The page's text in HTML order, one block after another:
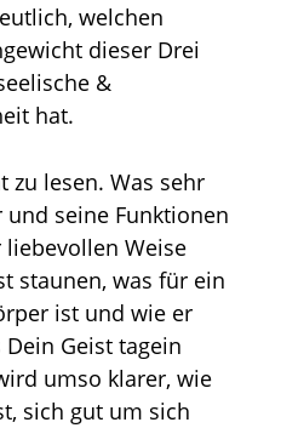
welchen
dieser Drei
&
hat.
zu lesen. Was sehr
seine Funktionen
Weise
staunen, was für ein
ist und wie er
Geist tagein
umso klarer, wie
sich gut um sich